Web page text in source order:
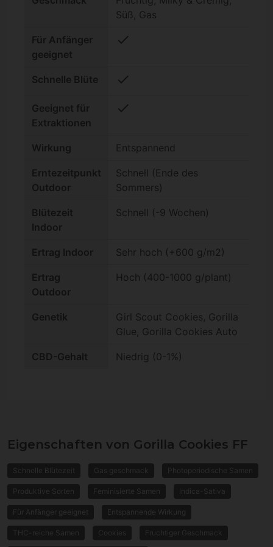
Süß, Gas
Für Anfänger
geeignet
check
Schnelle Blüte check
Geeignet für
Extraktionen
check
Wirkung Entspannend
Erntezeitpunkt
Outdoor
Schnell (Ende des
Sommers)
Blütezeit
Indoor
Schnell (-9 Wochen)
Ertrag Indoor Sehr hoch (+600 g/m2)
Ertrag
Outdoor
Hoch (400-1000 g/plant)
Genetik
Girl Scout Cookies, Gorilla
Glue, Gorilla Cookies Auto
CBD-Gehalt Niedrig (0-1%)
Eigenschaften von Gorilla Cookies FF
Schnelle Blütezeit Gas geschmack Photoperiodische Samen
Produktive Sorten Feminisierte Samen Indica-Sativa
Für Anfänger geeignet Entspannende Wirkung
THC-reiche Samen Cookies Fruchtiger Geschmack